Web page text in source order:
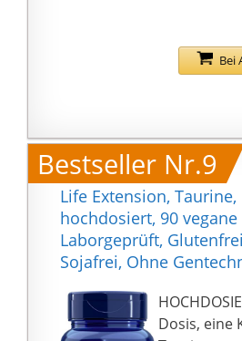
eit:
Hergestellt
aus EU- und
Ländern.
versiegelten
die lange
Ihrer
Bei
Bestseller Nr.9
Life Extension, Taurine,
hochdosiert, 90 vegane
Laborgeprüft,
Sojafrei, Ohne
Dosis, eine